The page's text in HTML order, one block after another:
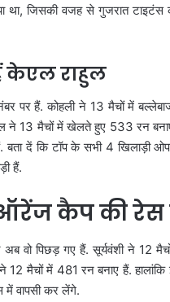
जिसकी वजह से गुजरात टाइटंस
केएल राहुल
पर हैं. कोहली ने 13 मैचों में
मैचों में खेलते हुए 533 रन बनाए
बता दें कि टॉप के सभी 4 खिलाड़ी
हैं.
कैप की रेस
पिछड़ गए हैं. सूर्यवंशी ने 12
मैचों में 481 रन बनाए हैं. हालांकि
में वापसी कर लेंगे.